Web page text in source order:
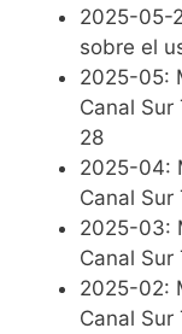
2025-05-
sobre el
2025-05:
Canal Sur
28
2025-04:
Canal Sur
2025-03:
Canal Sur
2025-02:
Canal Sur